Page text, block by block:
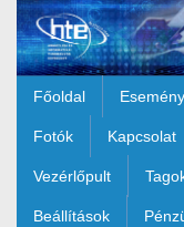
Ugrás a fő tartalomhoz
Főoldal
Fotók Kapcsolat
Vezérlőpult
Beállítások